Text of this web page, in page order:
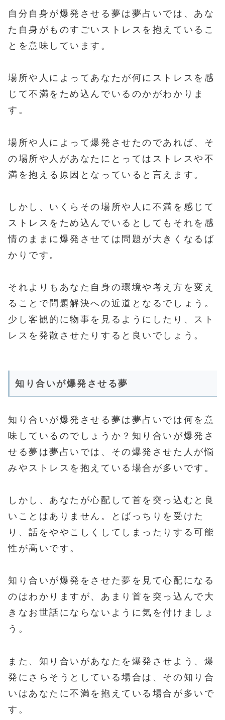
自分自身が爆発させる夢は夢占いでは、あな
た自身がものすごいストレスを抱えているこ
とを意味しています。
場所や人によってあなたが何にストレスを感
じて不満をため込んでいるのかがわかりま
す。
場所や人によって爆発させたのであれば、そ
の場所や人があなたにとってはストレスや不
満を抱える原因となっていると言えます。
しかし、いくらその場所や人に不満を感じて
ストレスをため込んでいるとしてもそれを感
情のままに爆発させては問題が大きくなるば
かりです。
それよりもあなた自身の環境や考え方を変え
ることで問題解決への近道となるでしょう。
少し客観的に物事を見るようにしたり、スト
レスを発散させたりすると良いでしょう。
知り合いが爆発させる夢
知り合いが爆発させる夢は夢占いでは何を意
味しているのでしょうか？知り合いが爆発さ
せる夢は夢占いでは、その爆発させた人が悩
みやストレスを抱えている場合が多いです。
しかし、あなたが心配して首を突っ込むと良
いことはありません。とばっちりを受けた
り、話をややこしくしてしまったりする可能
性が高いです。
知り合いが爆発をさせた夢を見て心配になる
のはわかりますが、あまり首を突っ込んで大
きなお世話にならないように気を付けましょ
う。
また、知り合いがあなたを爆発させよう、爆
発にさらそうとしている場合は、その知り合
いはあなたに不満を抱えている場合が多いで
す。